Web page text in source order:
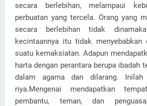
secara berlebihan, melampaui
perbuatan yang tercela. Orang yang
secara berlebihan tidak
kecintaannya itu tidak menyebabkan
suatu kemaksiatan. Adapun
harta dengan perantara berupa ibadah
dalam agama dan dilarang. Inilah
riya.Mengenai mendapatkan
pembantu, teman, dan